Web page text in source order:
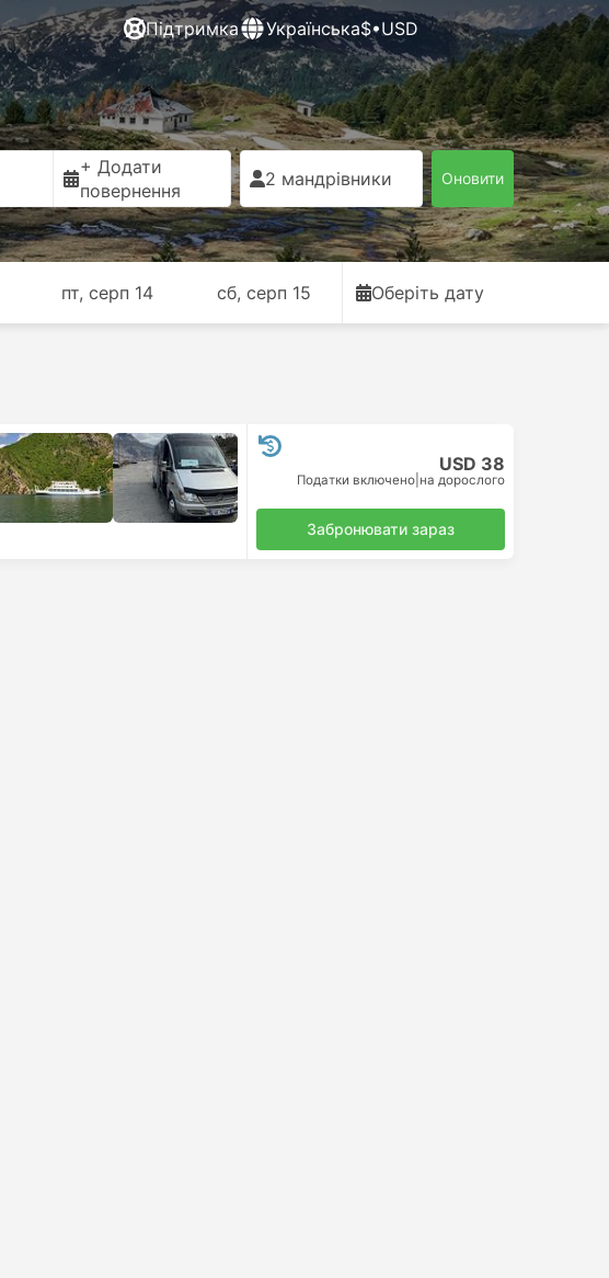
Підтримка Українська$•USD
+ Додати
повернення
2 мандрівники Оновити
пт, серп 14 сб, серп 15 Оберіть дату
USD 38
Податки включено на дорослого
Забронювати зараз